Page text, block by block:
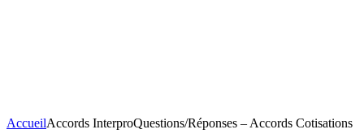
AccueilAccords InterproQuestions/Réponses – Accords Cotisations